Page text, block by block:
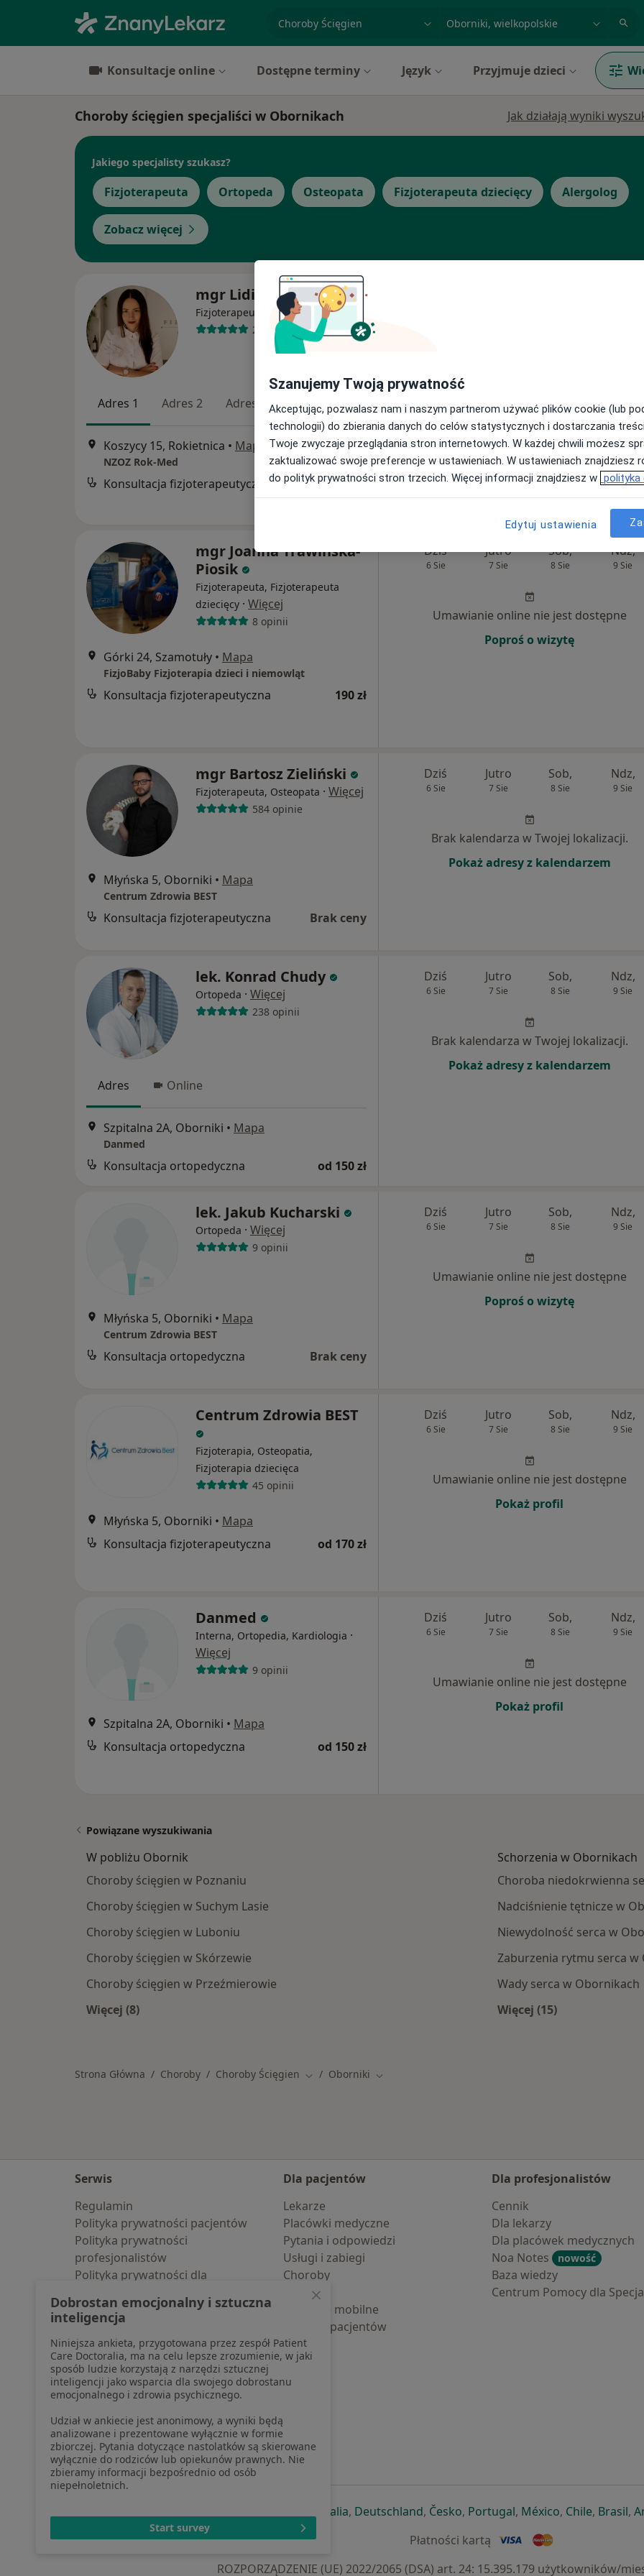
specjalizacja, badanie lub nazwisko
Konsultacje online Dostępne terminy Język Przyjmuje dzieci
Choroby ścięgien specjaliści w Obornikach Jak działają wyniki
Jakiego specjalisty szukasz?
Fizjoterapeuta Ortopeda Osteopata Fizjoterapeuta dziecięcy Alergolog
Zobacz więcej
mgr Lidia Kruczyńska
Fizjoterapeuta
24 opinie
Adres 1 Adres 2 Adres 3 Online
Koszycy 15, Rokietnica • Mapa
NZOZ Rok-Med
Konsultacja fizjoterapeutyczna 200 zł
mgr Joanna Trawińska-
Piosik
Fizjoterapeuta, Fizjoterapeuta
dziecięcy · Więcej
8 opinii
Górki 24, Szamotuły • Mapa
FizjoBaby Fizjoterapia dzieci i niemowląt
Konsultacja fizjoterapeutyczna 190 zł
Dziś
6 Sie
Jutro
7 Sie
Sob,
8 Sie
Ndz,
9 Sie
Umawianie online nie jest dostępne
Poproś o wizytę
mgr Bartosz Zieliński
Fizjoterapeuta, Osteopata · Więcej
584 opinie
Młyńska 5, Oborniki • Mapa
Centrum Zdrowia BEST
Konsultacja fizjoterapeutyczna Brak ceny
Dziś
6 Sie
Jutro
7 Sie
Sob,
8 Sie
Ndz,
9 Sie
Brak kalendarza w Twojej lokalizacji.
Pokaż adresy z kalendarzem
lek. Konrad Chudy
Ortopeda · Więcej
238 opinii
Adres Online
Szpitalna 2A, Oborniki • Mapa
Danmed
Konsultacja ortopedyczna od 150 zł
Dziś
6 Sie
Jutro
7 Sie
Sob,
8 Sie
Ndz,
9 Sie
Brak kalendarza w Twojej lokalizacji.
Pokaż adresy z kalendarzem
lek. Jakub Kucharski
Ortopeda · Więcej
9 opinii
Młyńska 5, Oborniki • Mapa
Centrum Zdrowia BEST
Konsultacja ortopedyczna Brak ceny
Dziś
6 Sie
Jutro
7 Sie
Sob,
8 Sie
Ndz,
9 Sie
Umawianie online nie jest dostępne
Poproś o wizytę
Centrum Zdrowia BEST
Fizjoterapia, Osteopatia,
Fizjoterapia dziecięca
45 opinii
Młyńska 5, Oborniki • Mapa
Konsultacja fizjoterapeutyczna
od 170 zł
Dziś
6 Sie
Jutro
7 Sie
Sob,
8 Sie
Ndz,
9 Sie
Umawianie online nie jest dostępne
Pokaż profil
Danmed
Interna, Ortopedia, Kardiologia ·
Więcej
9 opinii
Szpitalna 2A, Oborniki • Mapa
Konsultacja ortopedyczna
od 150 zł
Dziś
6 Sie
Jutro
7 Sie
Sob,
8 Sie
Ndz,
9 Sie
Umawianie online nie jest dostępne
Pokaż profil
Powiązane wyszukiwania
W pobliżu Obornik
Choroby ścięgien w Poznaniu
Choroby ścięgien w Suchym Lasie
Choroby ścięgien w Luboniu
Choroby ścięgien w Skórzewie
Choroby ścięgien w Przeźmierowie
Więcej (8)
Schorzenia w Obornikach
Choroba niedokrwienna
Nadciśnienie tętnicze w
Niewydolność serca w
Zaburzenia rytmu serca w
Wady serca w Obornikach
Więcej (15)
Strona Główna Choroby Choroby Ścięgien Zmień miasto
Oborniki Zmień miasto
Serwis
Regulamin
Polityka prywatności pacjentów
Polityka prywatności
profesjonalistów
Polityka prywatności dla
pozyskaliśmy samodzielnie
Polityka cookies
Jak działają wyniki wyszukiwania
Dostępność
O nas
Praca Rekrutujemy!
Partnerzy
Centrum prasowe
Kontakt
Dla pacjentów
Lekarze
Placówki medyczne
Pytania i odpowiedzi
Usługi i zabiegi
Choroby
Pomoc
Aplikacje mobilne
Blog dla pacjentów
Dla profesjonalistów
Cennik
Dla lekarzy
Dla placówek medycznych
Noa Notes
nowość
Baza wiedzy
Centrum Pomocy dla
otwiera się w nowej karcie
otwiera się w nowej karcie
otwiera się w nowej karcie
Italiaotwiera się w nowej karcie
, Deutschlandotwiera się w nowej karcie
, Českootwiera się w nowej karcie
, Portugalotwiera się w nowej
, Méxicootwiera się w
, Chileotwiera
, Brasil,
Płatności kartą
ROZPORZĄDZENIE (UE) 2022/2065 (DSA) art. 24: 15.395.179 użytkowników/
Szanujemy Twoją prywatność
Akceptując, pozwalasz nam i naszym partnerom używać plików cookie (lub
technologii) do zbierania danych do celów statystycznych i dostarczania
Twoje zwyczaje przeglądania stron internetowych. W każdej chwili możesz
zaktualizować swoje preferencje w ustawieniach. W ustawieniach znajdziesz
do polityk prywatności stron trzecich. Więcej informacji znajdziesz w polityka
Edytuj ustawienia
Dobrostan emocjonalny i sztuczna
inteligencja
Niniejsza ankieta, przygotowana przez zespół Patient
Care Doctoralia, ma na celu lepsze zrozumienie, w jaki
sposób ludzie korzystają z narzędzi sztucznej
inteligencji jako wsparcia dla swojego dobrostanu
emocjonalnego i zdrowia psychicznego.
Udział w ankiecie jest anonimowy, a wyniki będą
analizowane i prezentowane wyłącznie w formie
zbiorczej. Pytania dotyczące nastolatków są skierowane
wyłącznie do rodziców lub opiekunów prawnych. Nie
zbieramy informacji bezpośrednio od osób
niepełnoletnich.
Start survey